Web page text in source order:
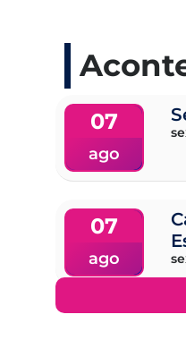
07
ago
07
ago